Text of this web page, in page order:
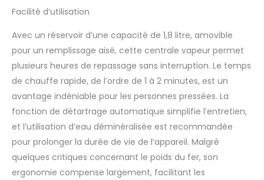
prolonger la durée de vie
de votre centrale vapeur.
Facilité d’utilisation
Avec un réservoir d’une capacité de 1,8 litre, amovible
pour un remplissage aisé, cette centrale vapeur permet
plusieurs heures de repassage sans interruption. Le temps
de chauffe rapide, de l’ordre de 1 à 2 minutes, est un
avantage indéniable pour les personnes pressées. La
fonction de détartrage automatique simplifie l’entretien,
et l’utilisation d’eau déminéralisée est recommandée
pour prolonger la durée de vie de l’appareil. Malgré
quelques critiques concernant le poids du fer, son
ergonomie compense largement, facilitant les